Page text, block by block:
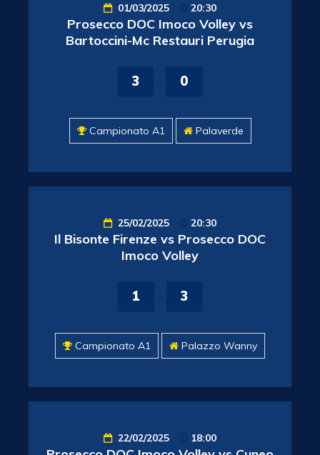
01/03/2025 20:30
Prosecco DOC Imoco Volley vs
Bartoccini-Mc Restauri Perugia
3 0
Campionato A1 Palaverde
25/02/2025 20:30
Il Bisonte Firenze vs Prosecco DOC
Imoco Volley
1 3
Campionato A1 Palazzo Wanny
22/02/2025 18:00